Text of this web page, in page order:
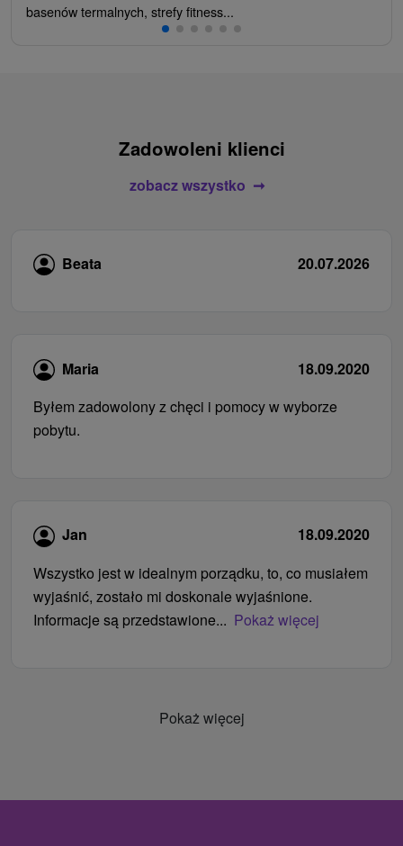
basenów termalnych, strefy fitness...
Zadowoleni klienci
zobacz wszystko
Beata 20.07.2026
Maria
18.09.2020
Byłem zadowolony z chęci i pomocy w wyborze
pobytu.
Jan
18.09.2020
Wszystko jest w idealnym porządku, to, co musiałem
wyjaśnić, zostało mi doskonale wyjaśnione.
Informacje są przedstawione... Pokaż więcej
Pokaż więcej